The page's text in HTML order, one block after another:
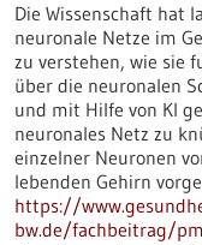
Die Wissenschaft hat
neuronale Netze im
zu verstehen, wie sie
über die neuronalen
und mit Hilfe von KI
neuronales Netz zu
einzelner Neuronen
lebenden Gehirn
https://
bw.de/fachbeitrag/